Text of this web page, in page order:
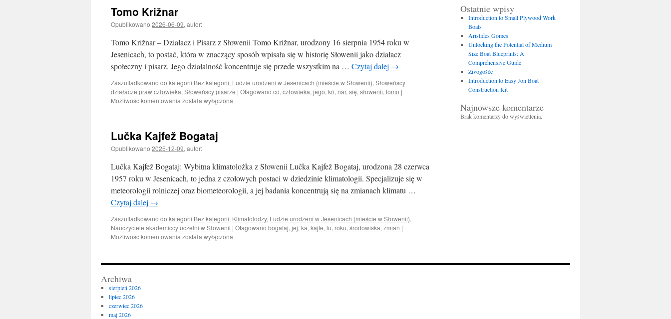
Tomo Križnar
Opublikowano 2026-06-09, autor:
Tomo Križnar – Działacz i Pisarz z Słowenii Tomo Križnar, urodzony 16 sierpnia 1954 roku w
Jesenicach, to postać, która w znaczący sposób wpisała się w historię Słowenii jako działacz
społeczny i pisarz. Jego działalność koncentruje się przede wszystkim na … Czytaj dalej →
Zaszufladkowano do kategorii Bez kategorii, Ludzie urodzeni w Jesenicach (mieście w Słowenii), Słoweńscy
działacze praw człowieka, Słoweńscy pisarze | Otagowano co, człowieka, jego, kri, nar, się, słowenii, tomo |
Możliwość komentowania Tomo
została wyłączona
Lučka Kajfež Bogataj
Opublikowano 2025-12-09, autor:
Lučka Kajfež Bogataj: Wybitna klimatolożka z Słowenii Lučka Kajfež Bogataj, urodzona 28 czerwca
1957 roku w Jesenicach, to jedna z czołowych postaci w dziedzinie klimatologii. Specjalizuje się w
meteorologii rolniczej oraz biometeorologii, a jej badania koncentrują się na zmianach klimatu …
Czytaj dalej →
Zaszufladkowano do kategorii Bez kategorii, Klimatolodzy, Ludzie urodzeni w Jesenicach (mieście w Słowenii),
Nauczyciele akademiccy uczelni w Słowenii | Otagowano bogataj, jej, ka, kajfe, lu, roku, środowiska, zmian |
Możliwość komentowania Lučka
została wyłączona
Ostatnie wpisy
Introduction to Small Plywood Work
Boats
Aristides Gomes
Unlocking the Potential of Medium
Size Boat Blueprints: A
Comprehensive Guide
Živogošće
Introduction to Easy Jon Boat
Construction Kit
Najnowsze komentarze
Brak komentarzy do wyświetlenia.
Archiwa
sierpień 2026
lipiec 2026
czerwiec 2026
maj 2026